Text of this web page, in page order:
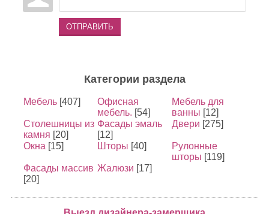
ОТПРАВИТЬ
Категории раздела
Мебель [407]
Офисная
мебель. [54]
Мебель для
ванны [12]
Столешницы из
камня [20]
Фасады эмаль
[12]
Двери [275]
Окна [15] Шторы [40]
Рулонные
шторы [119]
Фасады массив
[20]
Жалюзи [17]